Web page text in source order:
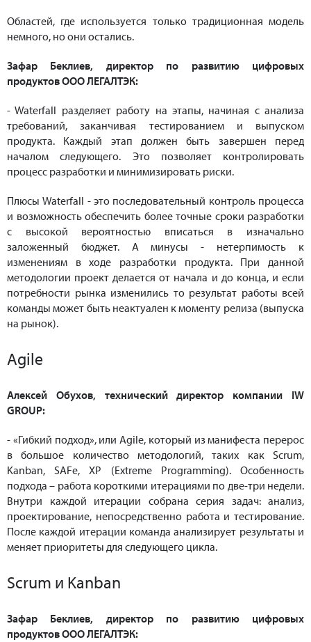
Областей, где используется только традиционная модель
немного, но они остались.
Зафар Беклиев, директор по развитию цифровых
продуктов ООО ЛЕГАЛТЭК:
- Waterfall разделяет работу на этапы, начиная с анализа
требований, заканчивая тестированием и выпуском
продукта. Каждый этап должен быть завершен перед
началом следующего. Это позволяет контролировать
процесс разработки и минимизировать риски.
Плюсы Waterfall - это последовательный контроль процесса
и возможность обеспечить более точные сроки разработки
с высокой вероятностью вписаться в изначально
заложенный бюджет. А минусы - нетерпимость к
изменениям в ходе разработки продукта. При данной
методологии проект делается от начала и до конца, и если
потребности рынка изменились то результат работы всей
команды может быть неактуален к моменту релиза (выпуска
на рынок).
Agile
Алексей Обухов, технический директор компании IW
GROUP:
- «Гибкий подход», или Agile, который из манифеста перерос
в большое количество методологий, таких как Scrum,
Kanban, SAFe, XP (Extreme Programming). Особенность
подхода – работа короткими итерациями по две-три недели.
Внутри каждой итерации собрана серия задач: анализ,
проектирование, непосредственно работа и тестирование.
После каждой итерации команда анализирует результаты и
меняет приоритеты для следующего цикла.
Scrum и Kanban
Зафар Беклиев, директор по развитию цифровых
продуктов ООО ЛЕГАЛТЭК: